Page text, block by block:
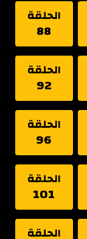
الحلقة
88
الحلقة
92
الحلقة
96
الحلقة
101
الحلقة